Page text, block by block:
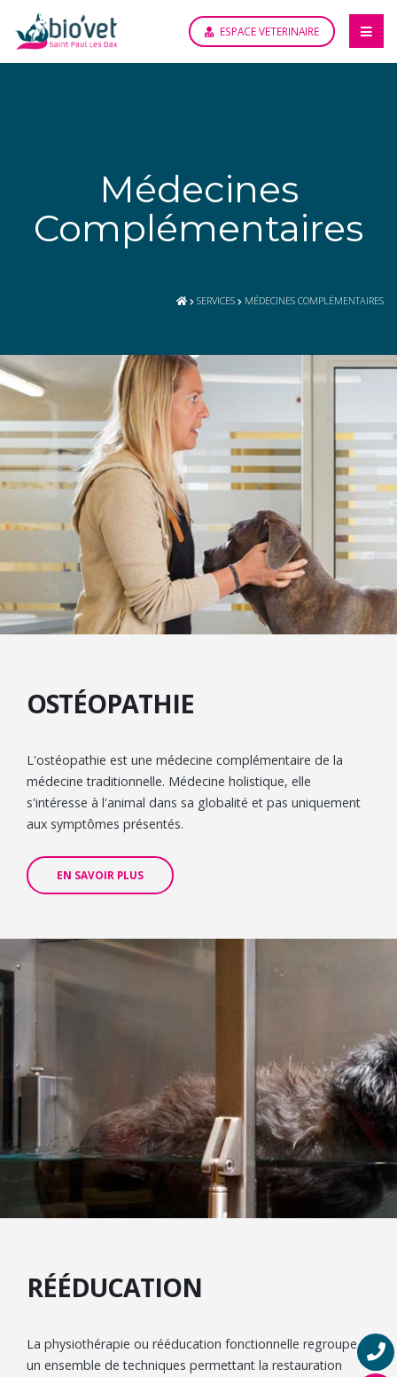
ESPACE VETERINAIRE
Médecines
Complémentaires
SERVICES MÉDECINES COMPLÉMENTAIRES
OSTÉOPATHIE
L'ostéopathie est une médecine complémentaire de la
médecine traditionnelle. Médecine holistique, elle
s'intéresse à l'animal dans sa globalité et pas uniquement
aux symptômes présentés.
EN SAVOIR PLUS
RÉÉDUCATION
La physiothérapie ou rééducation fonctionnelle regroupe
un ensemble de techniques permettant la restauration